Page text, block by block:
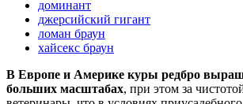
доминант
джерсийский гигант
ломан браун
хайсекс браун
В Европе и Америке куры редбро
больших масштабах, при этом за